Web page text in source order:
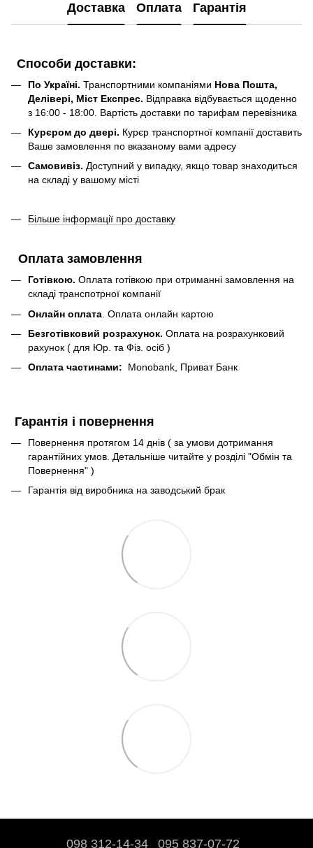
Доставка Оплата Гарантія
Способи доставки:
По Україні. Транспортними компаніями Нова Пошта,
Делівері, Міст Експрес. Відправка відбувається щоденно
з 16:00 - 18:00. Вартість доставки по тарифам перевізника
Курєром до двері. Курєр транспортної компанії доставить
Ваше замовлення по вказаному вами адресу
Самовивіз. Доступний у випадку, якщо товар знаходиться
на складі у вашому місті
Більше інформації про доставку
Оплата замовлення
Готівкою. Оплата готівкою при отриманні замовлення на
складі транспотрної компанії
Онлайн оплата . Оплата онлайн картою
Безготівковий розрахунок. Оплата на розрахунковий
рахунок ( для Юр. та Фіз. осіб )
Оплата частинами: Monobank, Приват Банк
Гарантія і повернення
Повернення протягом 14 днів ( за умови дотримання
гарантійних умов. Детальніше читайте у розділі "Обмін та
Повернення" )
Гарантія від виробника на заводський брак
098 312-14-34 095 837-07-72